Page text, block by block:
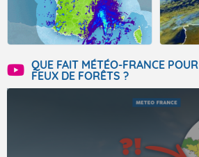
QUE FAIT MÉTÉO-FRANCE
FEUX DE FORÊTS ?